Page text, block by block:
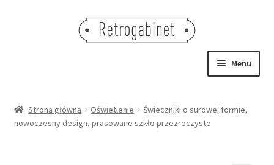
Menu
OBRAZY
Strona główna Oświetlenie
Świeczniki o surowej formie,
nowoczesny design, prasowane szkło przezroczyste